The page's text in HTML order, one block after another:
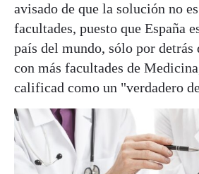
avisado de que la solución no
facultades, puesto que España
país del mundo, sólo por detrás
con más facultades de
calificad como un "verdadero